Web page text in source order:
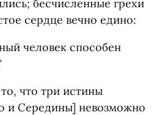
бесчисленные грехи
сердце вечно едино:
человек способен
что три истины
и Середины] невозможно